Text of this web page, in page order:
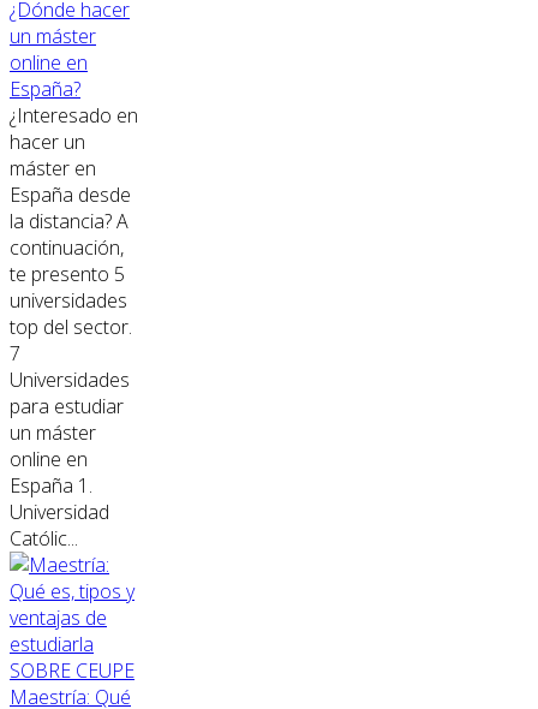
¿Dónde hacer
un máster
online en
España?
¿Interesado en
hacer un
máster en
España desde
la distancia? A
continuación,
te presento 5
universidades
top del sector.
7
Universidades
para estudiar
un máster
online en
España 1.
Universidad
Católic...
SOBRE CEUPE
Maestría: Qué